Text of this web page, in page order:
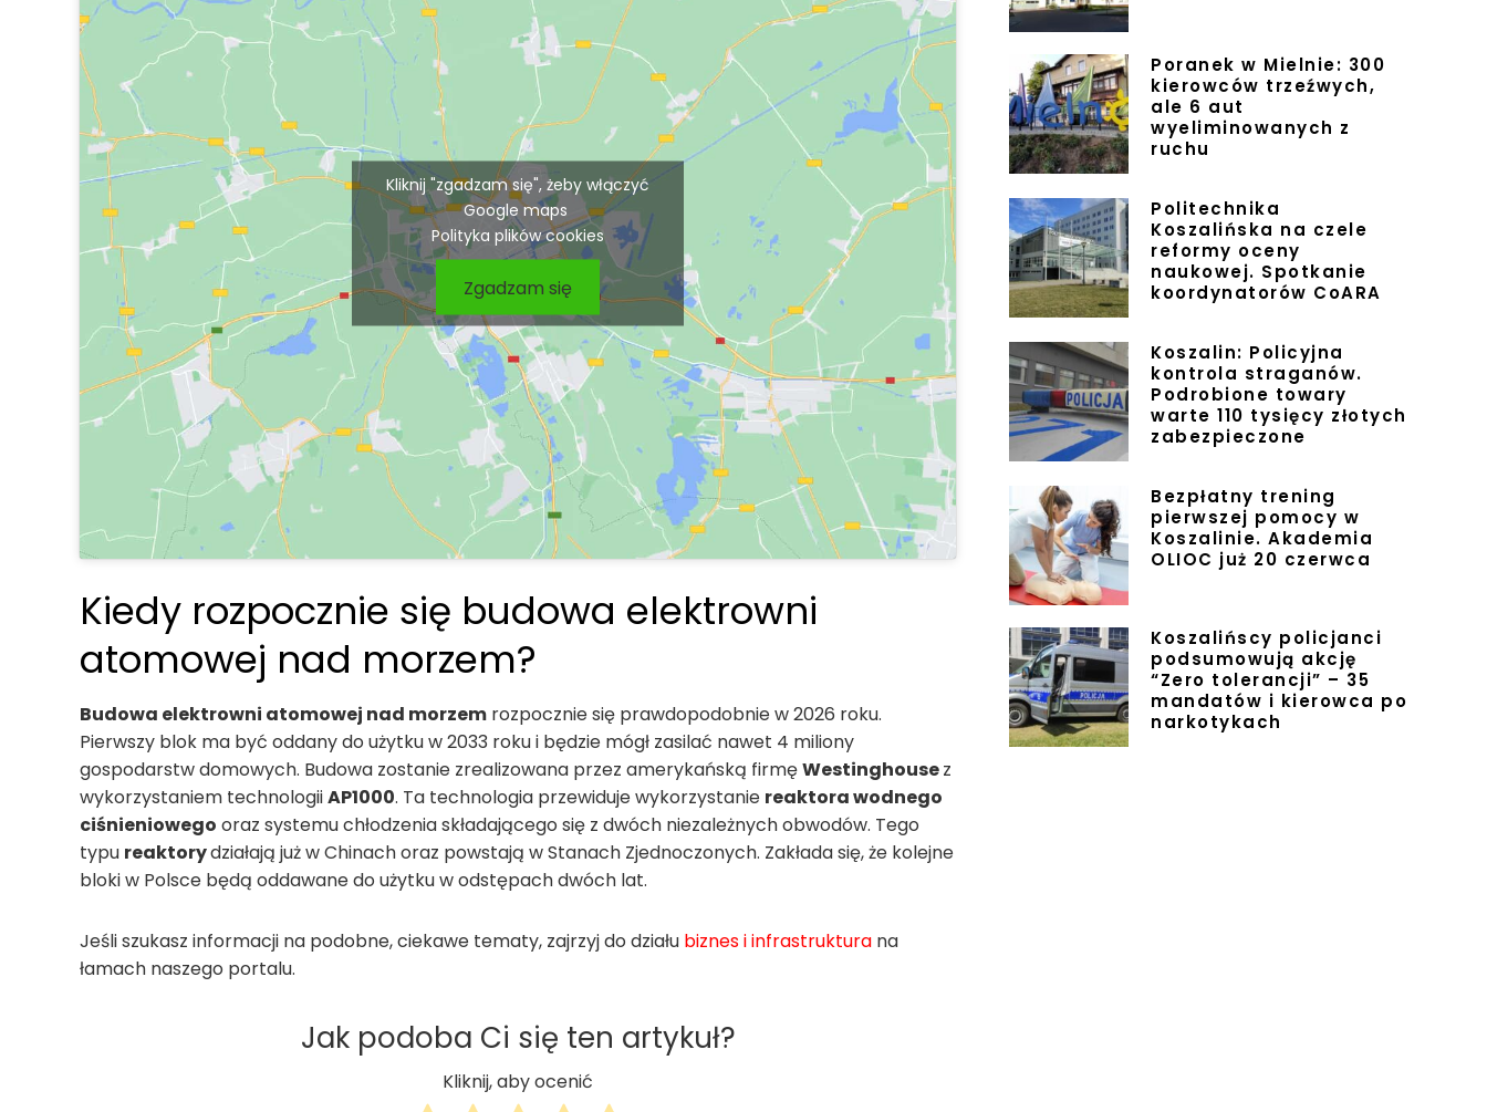
Kliknij "zgadzam się", żeby włączyć
Google maps
Polityka plików cookies
Zgadzam się
Kiedy rozpocznie się budowa elektrowni
atomowej nad morzem?
Budowa elektrowni atomowej nad morzem rozpocznie się prawdopodobnie w 2026 roku.
Pierwszy blok ma być oddany do użytku w 2033 roku i będzie mógł zasilać nawet 4 miliony
gospodarstw domowych. Budowa zostanie zrealizowana przez amerykańską firmęWestinghousez
wykorzystaniem technologiiAP1000. Ta technologia przewiduje wykorzystanie reaktora wodnego
ciśnieniowego oraz systemu chłodzenia składającego się z dwóch niezależnych obwodów. Tego
typu reaktorydziałają już w Chinach oraz powstają w Stanach Zjednoczonych. Zakłada się, że kolejne
bloki w Polsce będą oddawane do użytku w odstępach dwóch lat.
Jeśli szukasz informacji na podobne, ciekawe tematy, zajrzyj do działu biznes i infrastruktura na
łamach naszego portalu.
Jak podoba Ci się ten artykuł?
Kliknij, aby ocenić
Poranek w Mielnie: 300
kierowców trzeźwych,
ale 6 aut
wyeliminowanych z
ruchu
Politechnika
Koszalińska na czele
reformy oceny
naukowej. Spotkanie
koordynatorów CoARA
Koszalin: Policyjna
kontrola straganów.
Podrobione towary
warte 110 tysięcy złotych
zabezpieczone
Bezpłatny trening
pierwszej pomocy w
Koszalinie. Akademia
OLIOC już 20 czerwca
Koszalińscy policjanci
podsumowują akcję
“Zero tolerancji” – 35
mandatów i kierowca po
narkotykach